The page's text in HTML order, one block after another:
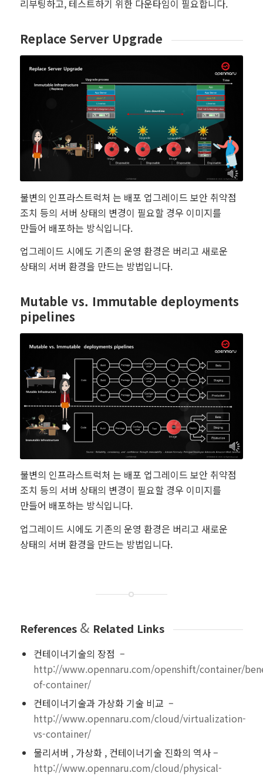
리부팅하고, 테스트하기 위한 다운타임이 필요합니다.
Replace Server Upgrade
불변의 인프라스트럭처 는 배포 업그레이드 보안 취약점
조치 등의 서버 상태의 변경이 필요할 경우 이미지를
만들어 배포하는 방식입니다.
업그레이드 시에도 기존의 운영 환경은 버리고 새로운
상태의 서버 환경을 만드는 방법입니다.
Mutable vs. Immutable deployments
pipelines
불변의 인프라스트럭처 는 배포 업그레이드 보안 취약점
조치 등의 서버 상태의 변경이 필요할 경우 이미지를
만들어 배포하는 방식입니다.
업그레이드 시에도 기존의 운영 환경은 버리고 새로운
상태의 서버 환경을 만드는 방법입니다.
References & Related Links
컨테이너기술의 장점 –
http://www.opennaru.com/openshift/container/
of-container/
컨테이너기술과 가상화 기술 비교 –
http://www.opennaru.com/cloud/virtualization-
vs-container/
물리서버 , 가상화 , 컨테이너기술 진화의 역사 –
http://www.opennaru.com/cloud/physical-